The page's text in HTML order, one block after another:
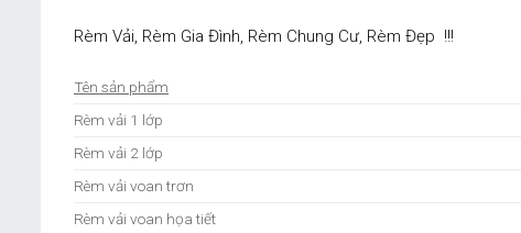
Rèm Vải, Rèm Gia Đình, Rèm Chung Cư, Rèm Đẹp !!!
Tên sản phẩm
Rèm vải 1 lớp
Rèm vải 2 lớp
Rèm vải voan trơn
Rèm vải voan họa tiết